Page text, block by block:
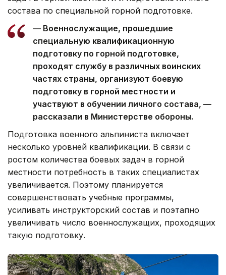
состава по специальной горной подготовке.
— Военнослужащие, прошедшие
специальную квалификационную
подготовку по горной подготовке,
проходят службу в различных воинских
частях страны, организуют боевую
подготовку в горной местности и
участвуют в обучении личного состава, —
рассказали в Министерстве обороны.
Подготовка военного альпиниста включает
несколько уровней квалификации. В связи с
ростом количества боевых задач в горной
местности потребность в таких специалистах
увеличивается. Поэтому планируется
совершенствовать учебные программы,
усиливать инструкторский состав и поэтапно
увеличивать число военнослужащих, проходящих
такую подготовку.